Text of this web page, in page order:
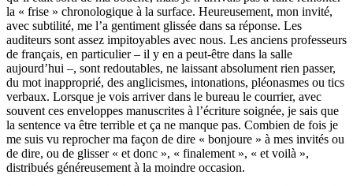
la « frise » chronologique à la surface. Heureusement, mon invité,
avec subtilité, me l’a gentiment glissée dans sa réponse. Les
auditeurs sont assez impitoyables avec nous. Les anciens professeurs
de français, en particulier – il y en a peut-être dans la salle
aujourd’hui –, sont redoutables, ne laissant absolument rien passer,
du mot inapproprié, des anglicismes, intonations, pléonasmes ou tics
verbaux. Lorsque je vois arriver dans le bureau le courrier, avec
souvent ces enveloppes manuscrites à l’écriture soignée, je sais que
la sentence va être terrible et ça ne manque pas. Combien de fois je
me suis vu reprocher ma façon de dire « bonjoure » à mes invités ou
de dire, ou de glisser « et donc », « finalement », « et voilà »,
distribués généreusement à la moindre occasion.